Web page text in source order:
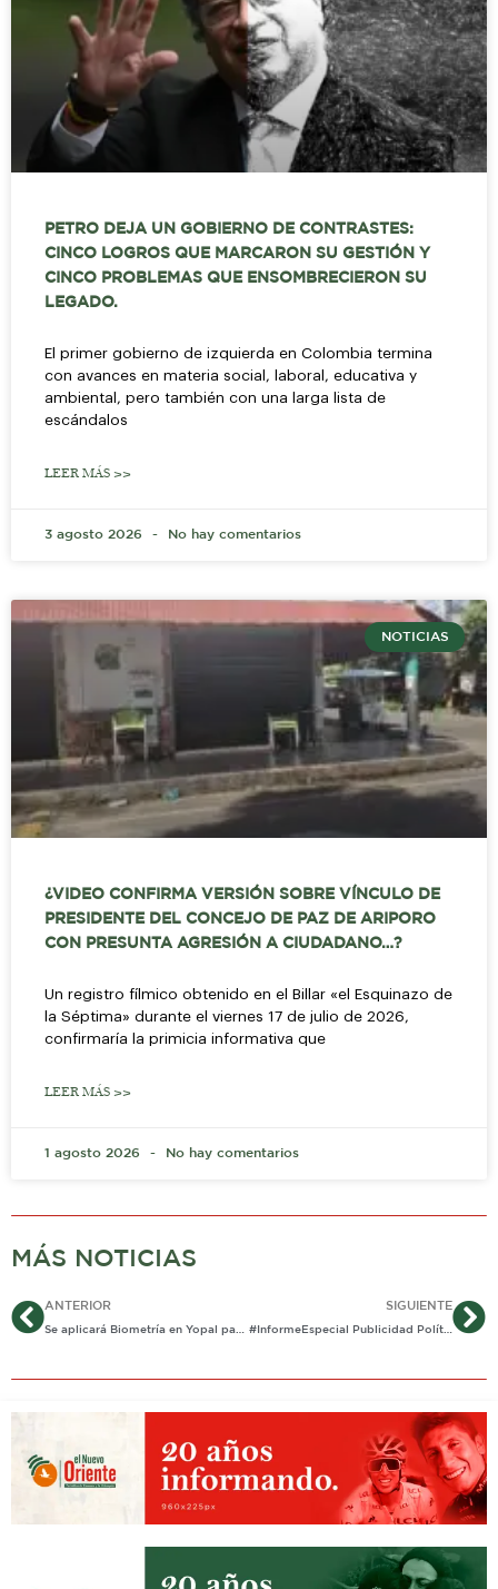
PETRO DEJA UN GOBIERNO DE CONTRASTES:
CINCO LOGROS QUE MARCARON SU GESTIÓN Y
CINCO PROBLEMAS QUE ENSOMBRECIERON SU
LEGADO.
El primer gobierno de izquierda en Colombia termina
con avances en materia social, laboral, educativa y
ambiental, pero también con una larga lista de
escándalos
LEER MÁS >>
3 agosto 2026 No hay comentarios
NOTICIAS
¿VIDEO CONFIRMA VERSIÓN SOBRE VÍNCULO DE
PRESIDENTE DEL CONCEJO DE PAZ DE ARIPORO
CON PRESUNTA AGRESIÓN A CIUDADANO…?
Un registro fílmico obtenido en el Billar «el Esquinazo de
la Séptima» durante el viernes 17 de julio de 2026,
confirmaría la primicia informativa que
LEER MÁS >>
1 agosto 2026 No hay comentarios
MÁS NOTICIAS
AntANTERIOR
Se aplicará Biometría en Yopal para estas elecciones
SIGUIENTE
#InformeEspecial Publicidad Política …¿Plagiada?